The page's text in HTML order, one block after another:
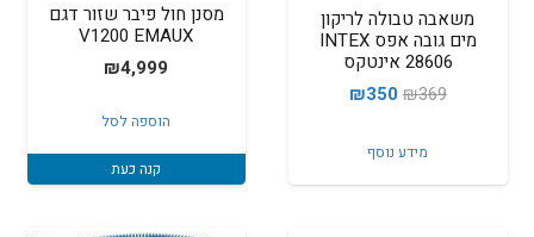
משאבה טבולה לריקון
מים גובה אפס INTEX
28606 אינטקס
₪369
המחיר
היה:
₪369.
₪350
₪350.
מידע נוסף
מסנן חול פיבר שזור דגם
V1200 EMAUX
₪4,999
הוספה לסל
קנה כעת